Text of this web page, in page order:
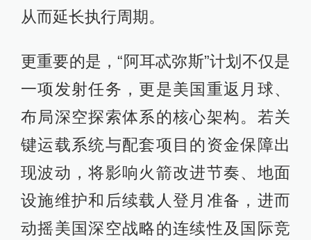
从而延长执行周期。
更重要的是，“阿耳忒弥斯”计划不仅是
一项发射任务，更是美国重返月球、
布局深空探索体系的核心架构。若关
键运载系统与配套项目的资金保障出
现波动，将影响火箭改进节奏、地面
设施维护和后续载人登月准备，进而
动摇美国深空战略的连续性及国际竞